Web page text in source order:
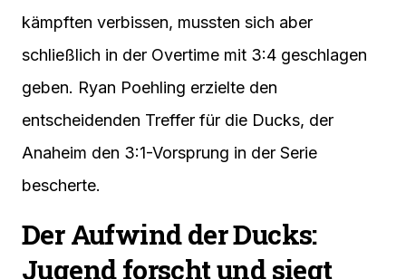
kämpften verbissen, mussten sich aber
schließlich in der Overtime mit 3:4 geschlagen
geben. Ryan Poehling erzielte den
entscheidenden Treffer für die Ducks, der
Anaheim den 3:1-Vorsprung in der Serie
bescherte.
Der Aufwind der Ducks:
Jugend forscht und siegt